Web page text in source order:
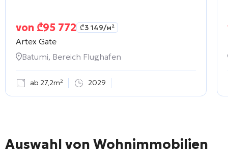
von ₾95 772 ₾3 149/м²
Artex Gate
Batumi, Bereich Flughafen
ab 27,2m² 2029
Auswahl von Wohnimmobilien